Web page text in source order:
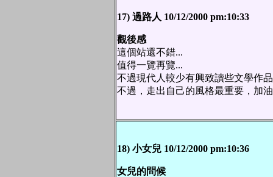
17) 過路人 10/12/2000 pm:10:33
觀後感
這個站還不錯...
值得一覽再覽...
不過現代人較少有興致讀些文學作
不過，走出自己的風格最重要，加
18) 小女兒 10/12/2000 pm:10:36
女兒的問候